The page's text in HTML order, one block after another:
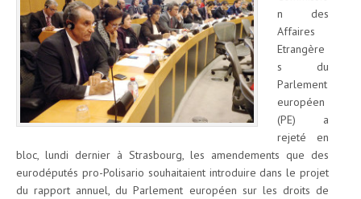
n des
Affaires
Etrangère
s du
Parlement
européen
(PE) a
rejeté en
bloc, lundi dernier à Strasbourg, les amendements que des
eurodéputés pro-Polisario souhaitaient introduire dans le projet
du rapport annuel, du Parlement européen sur les droits de